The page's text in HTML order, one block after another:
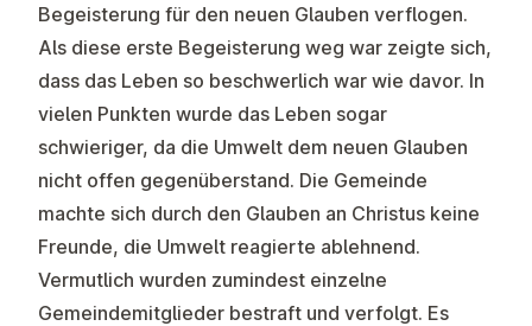
Begeisterung für den neuen Glauben verflogen.
Als diese erste Begeisterung weg war zeigte sich,
dass das Leben so beschwerlich war wie davor. In
vielen Punkten wurde das Leben sogar
schwieriger, da die Umwelt dem neuen Glauben
nicht offen gegenüberstand. Die Gemeinde
machte sich durch den Glauben an Christus keine
Freunde, die Umwelt reagierte ablehnend.
Vermutlich wurden zumindest einzelne
Gemeindemitglieder bestraft und verfolgt. Es